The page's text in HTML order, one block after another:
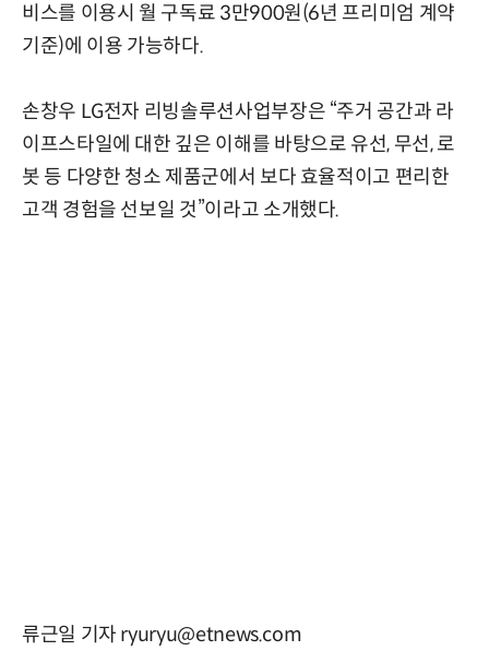
비스를 이용시 월 구독료 3만900원(6년 프리미엄 계약
기준)에 이용 가능하다.
손창우 LG전자 리빙솔루션사업부장은 “주거 공간과 라
이프스타일에 대한 깊은 이해를 바탕으로 유선, 무선, 로
봇 등 다양한 청소 제품군에서 보다 효율적이고 편리한
고객 경험을 선보일 것”이라고 소개했다.
류근일 기자 ryuryu@etnews.com